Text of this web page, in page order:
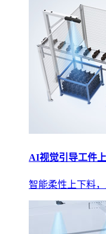
AI视觉引导工件
智能柔性上下料